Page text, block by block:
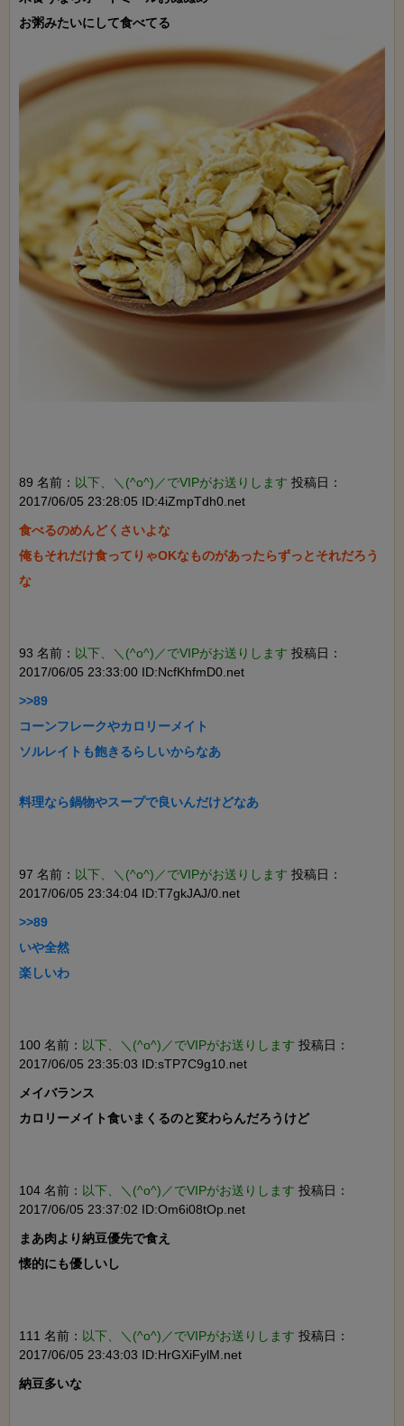
89 名前： 以下、＼(^o^)／でVIPがお送りします 投稿日：
2017/06/05 23:28:05 ID:4iZmpTdh0.net
食べるのめんどくさいよな
俺もそれだけ食ってりゃOKなものがあったらずっとそれだろう
な
93 名前： 以下、＼(^o^)／でVIPがお送りします 投稿日：
2017/06/05 23:33:00 ID:NcfKhfmD0.net
>>89
コーンフレークやカロリーメイト
ソルレイトも飽きるらしいからなあ
料理なら鍋物やスープで良いんだけどなあ
97 名前： 以下、＼(^o^)／でVIPがお送りします 投稿日：
2017/06/05 23:34:04 ID:T7gkJAJ/0.net
>>89
いや全然
楽しいわ
100 名前： 以下、＼(^o^)／でVIPがお送りします 投稿日：
2017/06/05 23:35:03 ID:sTP7C9g10.net
メイバランス
カロリーメイト食いまくるのと変わらんだろうけど
104 名前： 以下、＼(^o^)／でVIPがお送りします 投稿日：
2017/06/05 23:37:02 ID:Om6i08tOp.net
まあ肉より納豆優先で食え
懐的にも優しいし
111 名前： 以下、＼(^o^)／でVIPがお送りします 投稿日：
2017/06/05 23:43:03 ID:HrGXiFylM.net
納豆多いな